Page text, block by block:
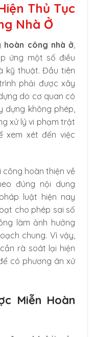
Thủ Tục
Nhà Ở
hoàn công nhà ở,
ứng một số điều
kỹ thuật. Đầu tiên
phải được xây
do cơ quan có
dựng không phép,
xử lý vi phạm trật
xem xét đến việc
công hoàn thiện về
đúng nội dung
luật hiện nay
cho phép sai số
làm ảnh hưởng
chung. Vì vậy,
rà soát lại hiện
có phương án xử
Miễn Hoàn